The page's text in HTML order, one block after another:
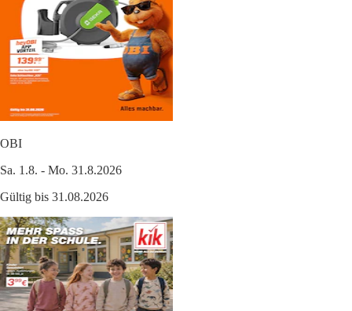
OBI
Sa. 1.8. - Mo. 31.8.2026
Gültig bis 31.08.2026